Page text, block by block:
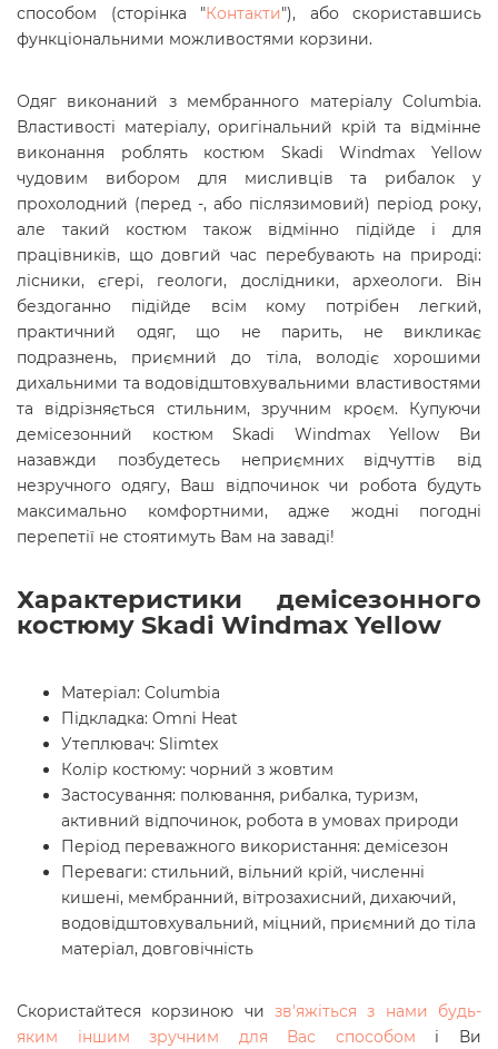
способом (сторінка "Контакти"), або скориставшись
функціональними можливостями корзини.
Одяг виконаний з мембранного матеріалу Columbia.
Властивості матеріалу, оригінальний крій та відмінне
виконання роблять костюм Skadi Windmax Yellow
чудовим вибором для мисливців та рибалок у
прохолодний (перед -, або післязимовий) період року,
але такий костюм також відмінно підійде і для
працівників, що довгий час перебувають на природі:
лісники, єгері, геологи, дослідники, археологи. Він
бездоганно підійде всім кому потрібен легкий,
практичний одяг, що не парить, не викликає
подразнень, приємний до тіла, володіє хорошими
дихальними та водовідштовхувальними властивостями
та відрізняється стильним, зручним кроєм. Купуючи
демісезонний костюм Skadi Windmax Yellow Ви
назавжди позбудетесь неприємних відчуттів від
незручного одягу, Ваш відпочинок чи робота будуть
максимально комфортними, адже жодні погодні
перепетії не стоятимуть Вам на заваді!
Характеристики демісезонного
костюму Skadi Windmax Yellow
Матеріал: Columbia
Підкладка: Omni Heat
Утеплювач: Slimtex
Колір костюму: чорний з жовтим
Застосування: полювання, рибалка, туризм,
активний відпочинок, робота в умовах природи
Період переважного використання: демісезон
Переваги: стильний, вільний крій, численні
кишені, мембранний, вітрозахисний, дихаючий,
водовідштовхувальний, міцний, приємний до тіла
матеріал, довговічність
Скористайтеся корзиною чи зв'яжіться з нами будь-
яким іншим зручним для Вас способом і Ви